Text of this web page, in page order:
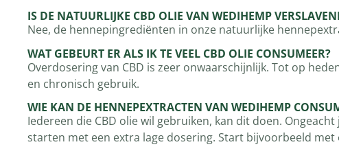
IS DE NATUURLIJKE CBD OLIE VAN WEDIHEMP
Nee, de hennepingrediënten in onze natuurlijke
WAT GEBEURT ER ALS IK TE VEEL CBD OLIE CONSUMEER?
Overdosering van CBD is zeer onwaarschijnlijk. Tot op
en chronisch gebruik.
WIE KAN DE HENNEPEXTRACTEN VAN WEDIHEMP
Iedereen die CBD olie wil gebruiken, kan dit doen.
starten met een extra lage dosering. Start bijvoorbeeld met